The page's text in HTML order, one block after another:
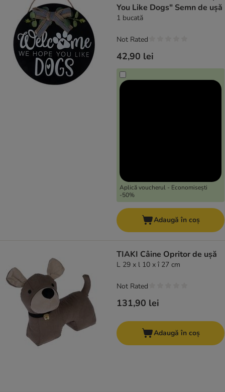
You Like Dogs" Semn de ușă
1 bucată
42,90 lei
Aplică voucherul - Economisești
-50%
Not Rated
Adaugă în coș
TIAKI Câine Opritor de ușă
L 29 x l 10 x î 27 cm
131,90 lei
Not Rated
Adaugă în coș